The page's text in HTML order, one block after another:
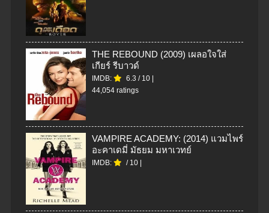
THE REBOUND (2009) เผลอใจใส่
เกียร์ รีบาวด์
IMDB: 6.3 / 10
44,054 ratings
VAMPIRE ACADEMY: (2014) แวมไพร์
อะคาเดมี่ มัธยม มหาเวทย์
IMDB: / 10